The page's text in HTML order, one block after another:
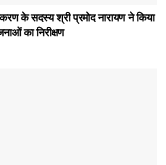
के सदस्य श्री प्रमोद नारायण ने किया
का निरीक्षण